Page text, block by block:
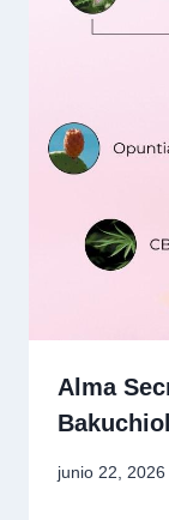
Alma
junio 22, 2026